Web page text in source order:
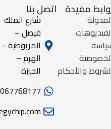
مفيدة
والأحكام
اتصل بنا
شارع الملك
فيصل –
المريوطية –
الهرم –
الجيزة